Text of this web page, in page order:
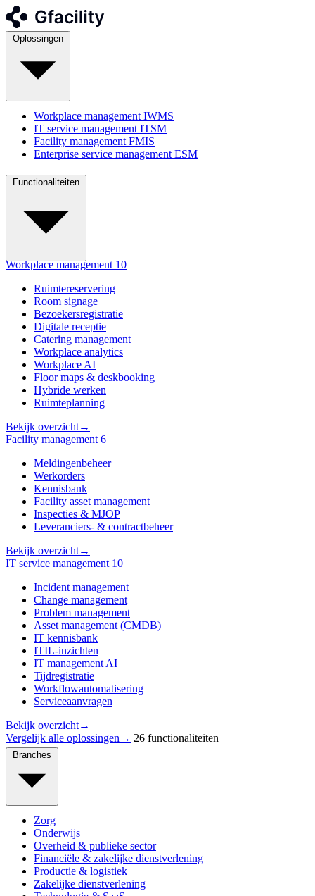
Workplace management IWMS
IT service management ITSM
Facility management FMIS
Enterprise service management ESM
Workplace management 10
Ruimtereservering
Room signage
Bezoekersregistratie
Digitale receptie
Catering management
Workplace analytics
Workplace AI
Floor maps & deskbooking
Hybride werken
Ruimteplanning
Bekijk overzicht→
Facility management 6
Meldingenbeheer
Werkorders
Kennisbank
Facility asset management
Inspecties & MJOP
Leveranciers- & contractbeheer
Bekijk overzicht→
IT service management 10
Incident management
Change management
Problem management
Asset management (CMDB)
IT kennisbank
ITIL-inzichten
IT management AI
Tijdregistratie
Workflowautomatisering
Serviceaanvragen
Bekijk overzicht→
Vergelijk alle oplossingen → 26 functionaliteiten
Zorg
Onderwijs
Overheid & publieke sector
Financiële & zakelijke dienstverlening
Productie & logistiek
Zakelijke dienstverlening